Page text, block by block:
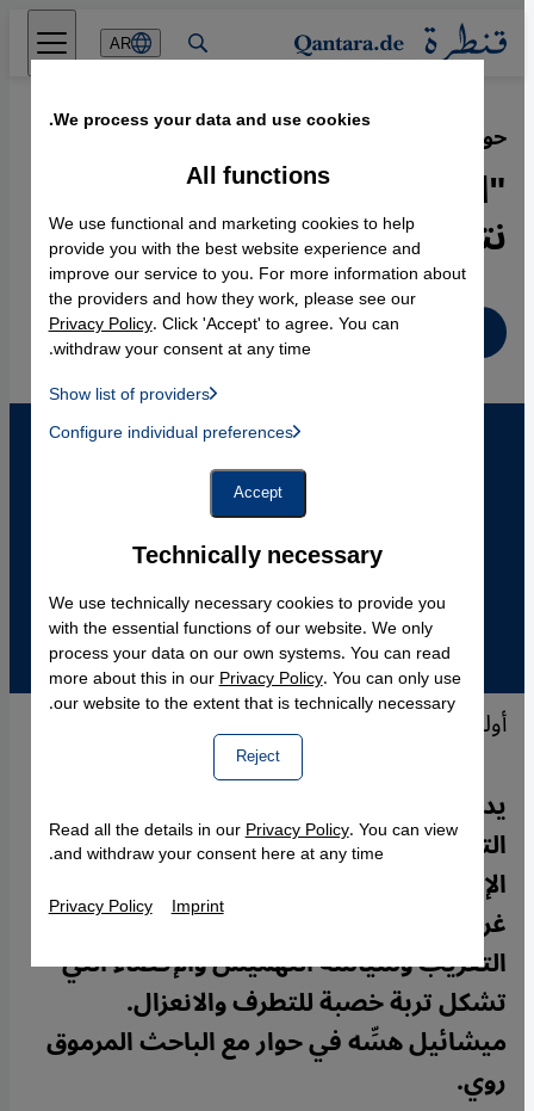
Direkt zum Inhalt springen
AR
حوار مع أوليفر روي:·
25.04.2008
"التطرف الإسلامي في أوروبا
نتاج للتهميش"
أوليفر روي، الصورة: دار نشر سيدلر
يدعو المفكِّر والباحث الفرنسي أوليفر روي إلى
التعامل مع عملية اندماج المسلمين والدين
الإسلامي في القارة الأوروبية باعتباره "دينًا
غربيًا" وذلك من خلال الابتعاد عن ثقافة
التغريب وسياسة التهميش والإقصاء التي
تشكل تربة خصبة للتطرف والانعزال.
ميشائيل هسِّه في حوار مع الباحث المرموق
روي.
We process your data and use cookies.
Technically necessary
We use technically necessary cookies to provide you
with the essential functions of our website. We only
process your data on our own systems. You can read
more about this in ourPrivacy Policy. You can only use
our website to the extent that is technically necessary.
Reject
All functions
We use functional and marketing cookies to help
provide you with the best website experience and
improve our service to you. For more information about
the providers and how they work, please see our
Privacy Policy. Click 'Accept' to agree. You can
withdraw your consent at any time.
Show list of providers
Instagram Embed, Twitter Embed, Youtube Embed
Facebook Embed / Facebook Connect
Google Maps Embed
Configure individual preferences
Accept
Read all the details in ourPrivacy Policy. You can view
and withdraw your consent here at any time.
Privacy Policy Imprint